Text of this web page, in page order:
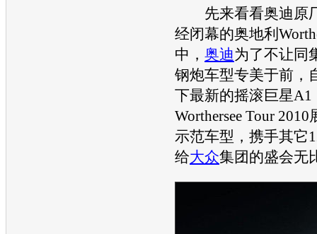
先来看看奥迪原
经闭幕的奥地利
中， 奥迪为了不让同
钢炮车型专美于前，
下最新的摇滚巨星A1
Worthersee Tour
示范车型，携手其它
给大众集团的盛会无